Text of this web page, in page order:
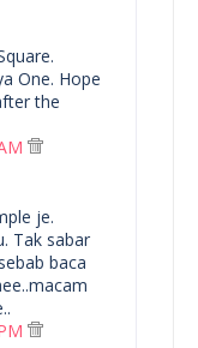
One. Hope
the
je.
Tak sabar
baca